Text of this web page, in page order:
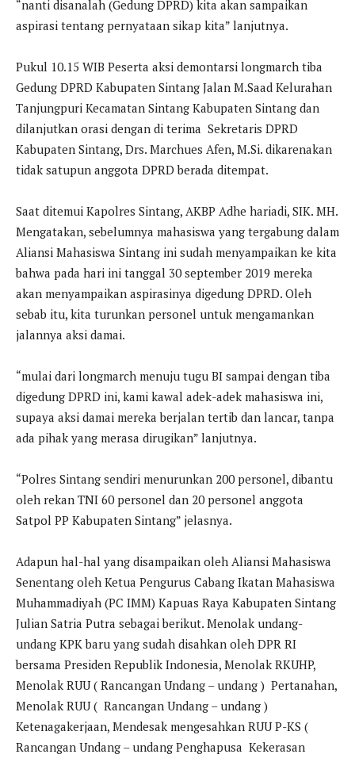
“nanti disanalah (Gedung DPRD) kita akan sampaikan
aspirasi tentang pernyataan sikap kita” lanjutnya.
Pukul 10.15 WIB Peserta aksi demontarsi longmarch tiba
Gedung DPRD Kabupaten Sintang Jalan M.Saad Kelurahan
Tanjungpuri Kecamatan Sintang Kabupaten Sintang dan
dilanjutkan orasi dengan di terima Sekretaris DPRD
Kabupaten Sintang, Drs. Marchues Afen, M.Si. dikarenakan
tidak satupun anggota DPRD berada ditempat.
Saat ditemui Kapolres Sintang, AKBP Adhe hariadi, SIK. MH.
Mengatakan, sebelumnya mahasiswa yang tergabung dalam
Aliansi Mahasiswa Sintang ini sudah menyampaikan ke kita
bahwa pada hari ini tanggal 30 september 2019 mereka
akan menyampaikan aspirasinya digedung DPRD. Oleh
sebab itu, kita turunkan personel untuk mengamankan
jalannya aksi damai.
“mulai dari longmarch menuju tugu BI sampai dengan tiba
digedung DPRD ini, kami kawal adek-adek mahasiswa ini,
supaya aksi damai mereka berjalan tertib dan lancar, tanpa
ada pihak yang merasa dirugikan” lanjutnya.
“Polres Sintang sendiri menurunkan 200 personel, dibantu
oleh rekan TNI 60 personel dan 20 personel anggota
Satpol PP Kabupaten Sintang” jelasnya.
Adapun hal-hal yang disampaikan oleh Aliansi Mahasiswa
Senentang oleh Ketua Pengurus Cabang Ikatan Mahasiswa
Muhammadiyah (PC IMM) Kapuas Raya Kabupaten Sintang
Julian Satria Putra sebagai berikut. Menolak undang-
undang KPK baru yang sudah disahkan oleh DPR RI
bersama Presiden Republik Indonesia, Menolak RKUHP,
Menolak RUU ( Rancangan Undang – undang ) Pertanahan,
Menolak RUU ( Rancangan Undang – undang )
Ketenagakerjaan, Mendesak mengesahkan RUU P-KS (
Rancangan Undang – undang Penghapusa Kekerasan